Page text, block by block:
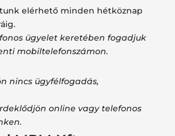
elérhető minden hétköznap
ügyelet keretében fogadjuk
mobiltelefonszámon.
nincs ügyfélfogadás,
online vagy telefonos